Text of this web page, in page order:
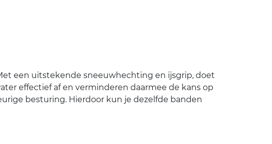
een uitstekende sneeuwhechting en ijsgrip, doet
effectief af en verminderen daarmee de kans op
besturing. Hierdoor kun je dezelfde banden